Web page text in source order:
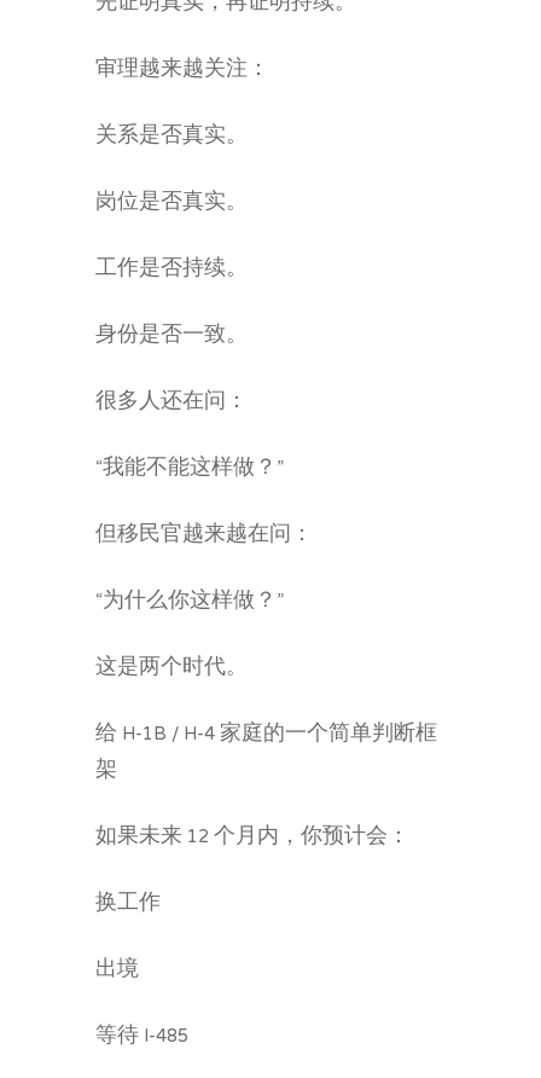
审理越来越关注：
关系是否真实。
岗位是否真实。
工作是否持续。
身份是否一致。
很多人还在问：
“我能不能这样做？”
但移民官越来越在问：
“为什么你这样做？”
这是两个时代。
给 H-1B / H-4 家庭的一个简单判断框
架
如果未来 12 个月内，你预计会：
换工作
出境
等待 I-485